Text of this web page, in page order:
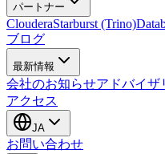
パートナー
ClouderaStarburst (Trino)
ブログ
最新情報
会社のお知らせアドバイザ
アクセス
JA
お問い合わせ